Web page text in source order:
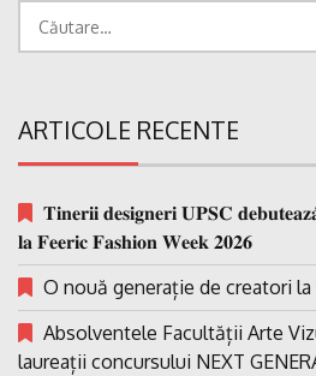
ARTICOLE RECENTE
𝐓𝐢𝐧𝐞𝐫𝐢𝐢 𝐝𝐞𝐬𝐢𝐠𝐧𝐞𝐫𝐢 𝐔𝐏𝐒𝐂
𝐥𝐚 𝐅𝐞𝐞𝐫𝐢𝐜 𝐅𝐚𝐬𝐡𝐢𝐨𝐧 𝐖𝐞𝐞𝐤 𝟐𝟎𝟐𝟔
O nouă generație de creatori la
Absolventele Facultății Arte
laureații concursului NEXT